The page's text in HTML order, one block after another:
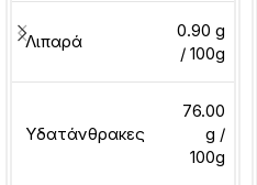
Λιπαρά
0.90 g
/ 100g
Υδατάνθρακες
76.00
g /
100g